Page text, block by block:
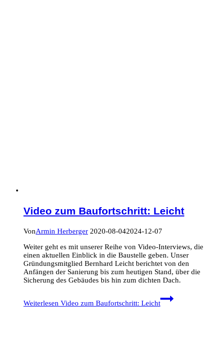
Video zum Baufortschritt: Leicht
VonArmin Herberger 2020-08-042024-12-07
Weiter geht es mit unserer Reihe von Video-Interviews, die
einen aktuellen Einblick in die Baustelle geben. Unser
Gründungsmitglied Bernhard Leicht berichtet von den
Anfängen der Sanierung bis zum heutigen Stand, über die
Sicherung des Gebäudes bis hin zum dichten Dach.
Weiterlesen Video zum Baufortschritt: Leicht